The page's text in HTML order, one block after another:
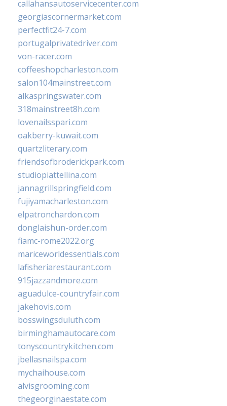
callahansautoservicecenter.com
georgiascornermarket.com
perfectfit24-7.com
portugalprivatedriver.com
von-racer.com
coffeeshopcharleston.com
salon104mainstreet.com
alkaspringswater.com
318mainstreet8h.com
lovenailsspari.com
oakberry-kuwait.com
quartzliterary.com
friendsofbroderickpark.com
studiopiattellina.com
jannagrillspringfield.com
fujiyamacharleston.com
elpatronchardon.com
donglaishun-order.com
fiamc-rome2022.org
mariceworldessentials.com
lafisheriarestaurant.com
915jazzandmore.com
aguadulce-countryfair.com
jakehovis.com
bosswingsduluth.com
birminghamautocare.com
tonyscountrykitchen.com
jbellasnailspa.com
mychaihouse.com
alvisgrooming.com
thegeorginaestate.com